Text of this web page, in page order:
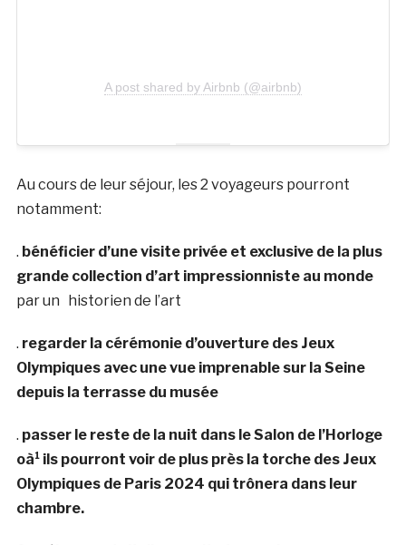
A post shared by Airbnb (@airbnb)
Au cours de leur séjour, les 2 voyageurs pourront
notamment:
. bénéficier d’une visite privée et exclusive de la plus
grande collection d’art impressionniste au monde
par un historien de l’art
. regarder la cérémonie d’ouverture des Jeux
Olympiques avec une vue imprenable sur la Seine
depuis la terrasse du musée
. passer le reste de la nuit dans le Salon de l’Horloge
oà¹ ils pourront voir de plus près la torche des Jeux
Olympiques de Paris 2024 qui trônera dans leur
chambre.